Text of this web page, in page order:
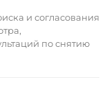
и согласования
по снятию